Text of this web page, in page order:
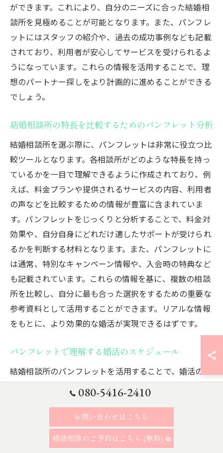
ができます。これにより、自分のニーズに合った結婚相
談所を見極めることが可能となります。また、パンフレ
ットにはスタッフの紹介や、過去の成功事例なども記載
されており、利用者が安心してサービスを受けられるよ
うになっています。これらの情報を活用することで、理
想のパートナー探しをより計画的に進めることができる
でしょう。
結婚相談所の特長を比較するためのパンフレット分析
結婚相談所を選ぶ際に、パンフレットは非常に役立つ比
較ツールとなります。各相談所がどのような特長を持っ
ているかを一目で理解できるように作成されており、例
えば、料金プランや提供されるサービスの内容、利用者
の声などを比較するための情報が豊富に含まれていま
す。パンフレットをじっくりと分析することで、料金対
効果や、自分自身にどれだけ適したサポートが受けられ
るかを判断する材料となります。また、パンフレットに
は通常、特別なキャンペーン情報や、入会時の特典など
も記載されています。これらの情報を基に、複数の相談
所を比較し、自分に最も合った選択をするための重要な
参考資料として活用することができます。リアルな情報
をもとに、より効果的な婚活が実現できるはずです。
パンフレットで理解する婚活のスケジュール
結婚相談所のパンフレットを活用することで、婚活のス
ケジュールをより明確に理解することができます。多く
の結婚相談所は、それぞれのライフスタイルに合わせた
柔軟な婚活プランを提案しており、その詳細をパンフレ
ットで確認できます。具体的には、週ごとの活動プラン
やおすすめの婚活イベントの日程などが記載されている
080-5416-2410
お問い合わせはこちら
婚活相談のご予約はこちら (無料)